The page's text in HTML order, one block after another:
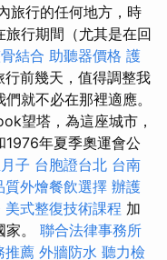
旅行的任何地方，時
行期間（尤其是在回
結合 助聽器價格 護
行前幾天，值得調整我
就不必在那裡適應。
望塔，為這座城市，
1976年夏季奧運會公
子 台胞證台北 台南
質外燴餐飲選擇 辦護
美式整復技術課程 加
。 聯合法律事務所
推薦 外牆防水 聽力檢